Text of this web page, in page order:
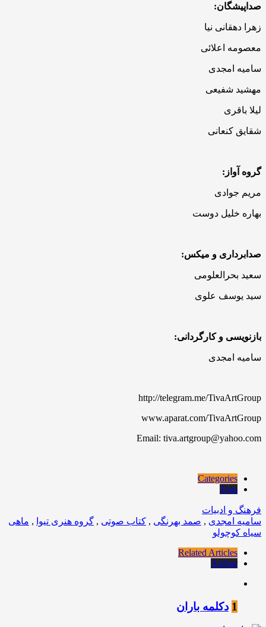
صداپیشگان:
زهرا دهقانی نیا
معصومه اعلائی
سامیه امجدی
مهشید شفیعی
لیلا باقری
شقایق کنعانی
گروه آواز:
مریم جوادی
بهاره خلیل دوست
صدابرداری و میکس:
سعید بحرالعلومی
سید یوسف علوی
بازنویسی و کارگردانی:
سامیه امجدی
http://telegram.me/TivaArtGroup
www.aparat.com/TivaArtGroup
Email: tiva.artgroup@yahoo.com
Categories
Tags
فرهنگ و ادبیات
سامیه امجدی , صمد بهرنگی , کتاب صوتی , گروه هنری تیوا , ماهی
سیاه کوچولو
Related Articles
Author
1 دکلمه باران